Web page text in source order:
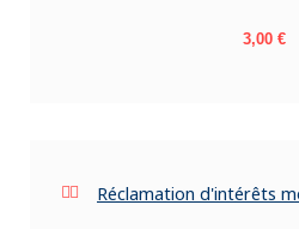
Prix
3,00 €
Réclamation d'intérêts